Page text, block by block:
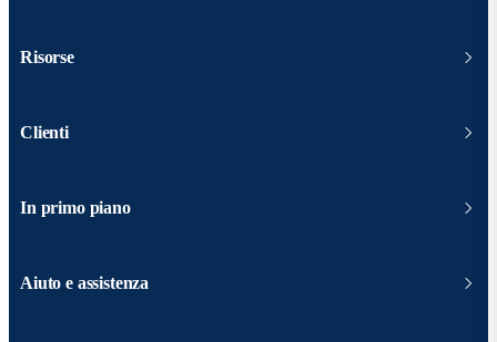
Risorse
Clienti
In primo piano
Aiuto e assistenza